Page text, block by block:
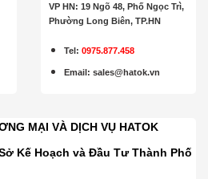
VP HN: 19 Ngõ 48, Phố Ngọc Trì,
Phường Long Biên, TP.HN
Tel: 0975.877.458
Email:sales@hatok.vn
MẠI VÀ DỊCH VỤ HATOK
Kế Hoạch và Đầu Tư Thành Phố